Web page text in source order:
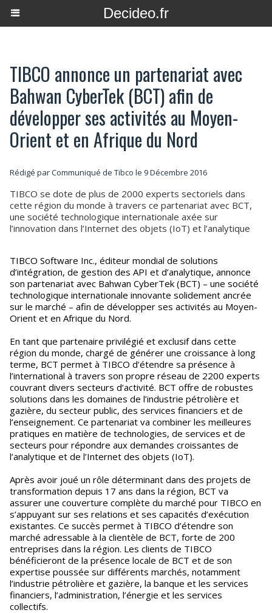
Decideo.fr
TIBCO annonce un partenariat avec
Bahwan CyberTek (BCT) afin de
développer ses activités au Moyen-
Orient et en Afrique du Nord
Rédigé par Communiqué de Tibco le 9 Décembre 2016
TIBCO se dote de plus de 2000 experts sectoriels dans
cette région du monde à travers ce partenariat avec BCT,
une société technologique internationale axée sur
l’innovation dans l’Internet des objets (IoT) et l’analytique
TIBCO Software Inc., éditeur mondial de solutions
d’intégration, de gestion des API et d’analytique, annonce
son partenariat avec Bahwan CyberTek (BCT) – une société
technologique internationale innovante solidement ancrée
sur le marché – afin de développer ses activités au Moyen-
Orient et en Afrique du Nord.
En tant que partenaire privilégié et exclusif dans cette
région du monde, chargé de générer une croissance à long
terme, BCT permet à TIBCO d’étendre sa présence à
l’international à travers son propre réseau de 2200 experts
couvrant divers secteurs d’activité. BCT offre de robustes
solutions dans les domaines de l’industrie pétrolière et
gazière, du secteur public, des services financiers et de
l’enseignement. Ce partenariat va combiner les meilleures
pratiques en matière de technologies, de services et de
secteurs pour répondre aux demandes croissantes de
l’analytique et de l’Internet des objets (IoT).
Après avoir joué un rôle déterminant dans des projets de
transformation depuis 17 ans dans la région, BCT va
assurer une couverture complète du marché pour TIBCO en
s’appuyant sur ses relations et ses capacités d’exécution
existantes. Ce succès permet à TIBCO d’étendre son
marché adressable à la clientèle de BCT, forte de 200
entreprises dans la région. Les clients de TIBCO
bénéficieront de la présence locale de BCT et de son
expertise poussée sur différents marchés, notamment
l’industrie pétrolière et gazière, la banque et les services
financiers, l’administration, l’énergie et les services
collectifs.